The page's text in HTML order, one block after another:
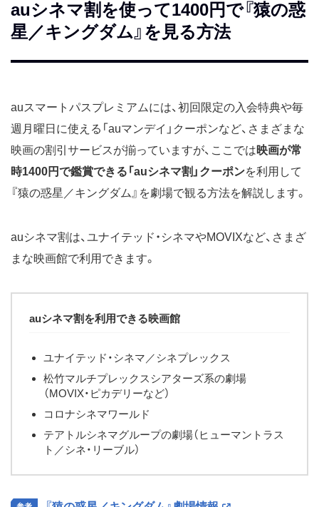
auシネマ割を使って1400円で『猿の惑
星／キングダム』を見る方法
auスマートパスプレミアムには、初回限定の入会特典や毎
週月曜日に使える「auマンデイ」クーポンなど、さまざまな
映画の割引サービスが揃っていますが、ここでは映画が常
時1400円で鑑賞できる「auシネマ割」クーポンを利用して
『猿の惑星／キングダム』を劇場で観る方法を解説します。
auシネマ割は、ユナイテッド・シネマやMOVIXなど、さまざ
まな映画館で利用できます。
auシネマ割を利用できる映画館
ユナイテッド・シネマ／シネプレックス
松竹マルチプレックスシアターズ系の劇場
（MOVIX・ピカデリーなど）
コロナシネマワールド
テアトルシネマグループの劇場（ヒューマントラス
ト／シネ・リーブル）